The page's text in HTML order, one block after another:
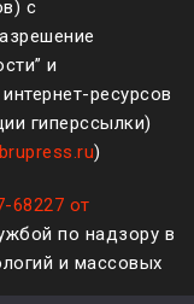
с
и
ресурсов
гиперссылки)
)
68227 от
по надзору в
и массовых